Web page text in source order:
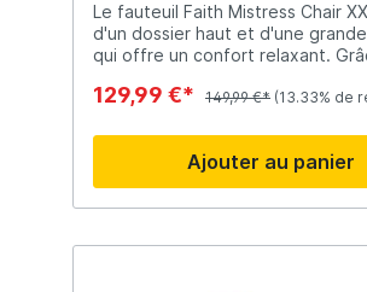
Le fauteuil Faith Mistress Chair
d'un dossier haut et d'une
qui offre un confort relaxant.
dossier inclinable pour vous
haute densité avec Micro Fleece
Rembourrage supplémentaire
supérieure du dos pour plus de
Quatre pieds entièrement
Doublure extérieure en
129,99 €* 149,99 €* (13.33% de
Ajouter au panier